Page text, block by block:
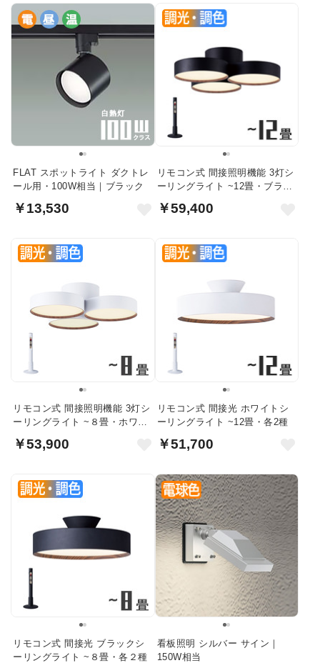
FLAT スポットライト ダクトレ
ール用・100W相当｜ブラック
￥13,530
リモコン式 間接照明機能 3灯シ
ーリングライト ~12畳・ブラッ
￥59,400
リモコン式 間接照明機能 3灯シ
ーリングライト ~８畳・ホワイ
￥53,900
リモコン式 間接光 ホワイトシ
ーリングライト ~12畳・各2種
￥51,700
リモコン式 間接光 ブラックシ
ーリングライト ~８畳・各２種
看板照明 シルバー サイン｜
150W相当